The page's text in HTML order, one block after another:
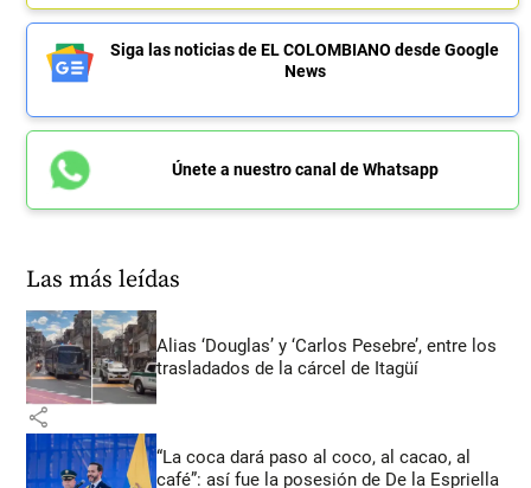
Siga las noticias de EL COLOMBIANO desde Google
News
Únete a nuestro canal de Whatsapp
Las más leídas
Alias ‘Douglas’ y ‘Carlos Pesebre’, entre los
trasladados de la cárcel de Itagüí
share
“La coca dará paso al coco, al cacao, al
café”: así fue la posesión de De la Espriella